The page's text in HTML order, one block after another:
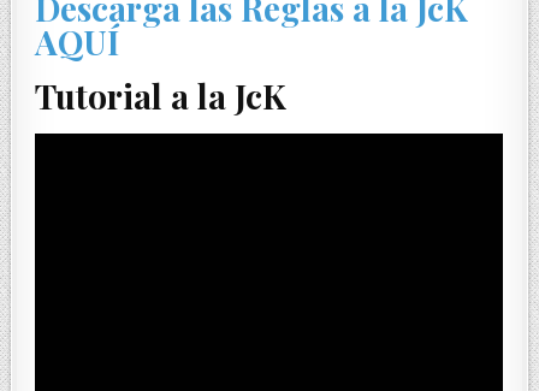
AQUÍ
Tutorial a la JcK